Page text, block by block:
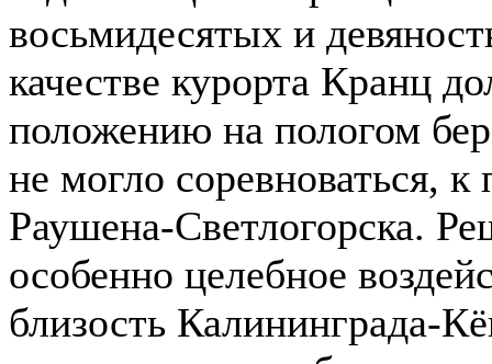
восьмидесятых и
качестве курорта Кранц
положению на пологом
не могло соревноваться,
Раушена-Светлогорска.
особенно целебное
близость Калининграда-